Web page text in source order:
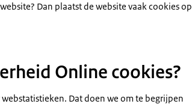
Dan plaatst de website vaak cookies op
Online cookies?
Dat doen we om te begrijpen